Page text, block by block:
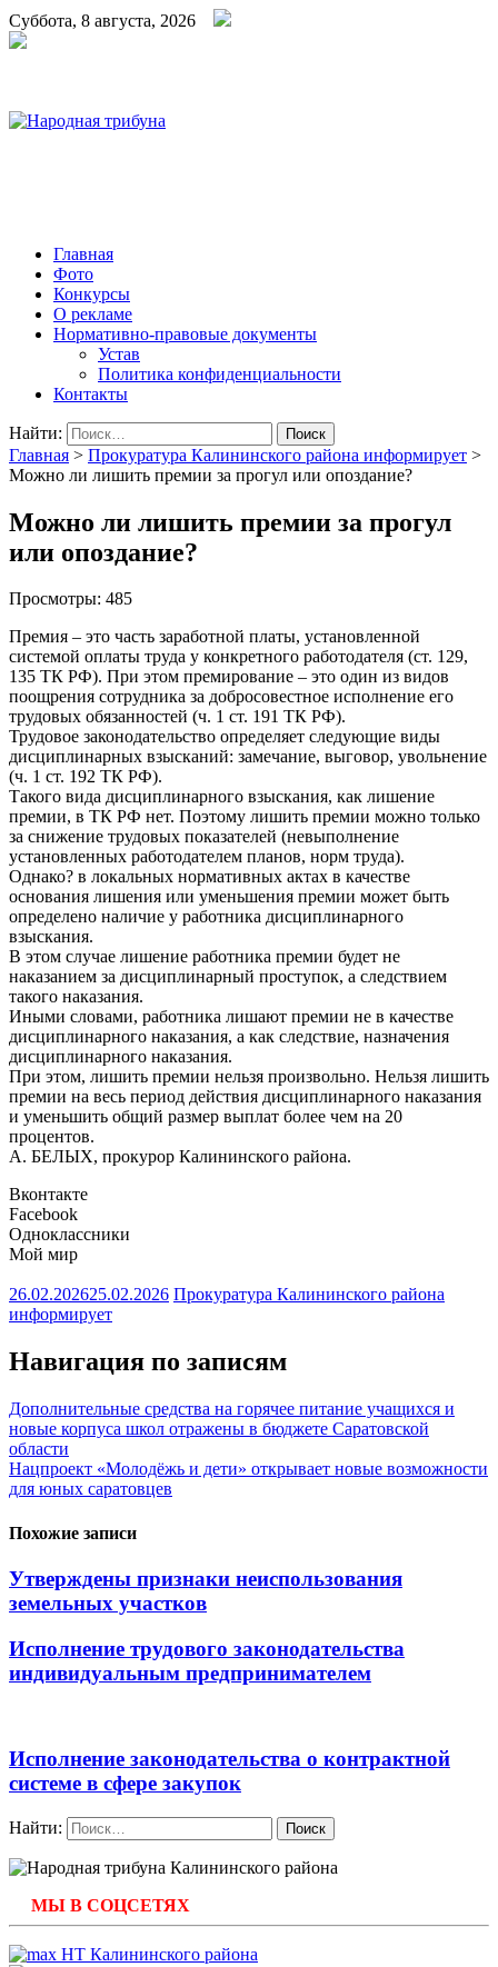
Суббота, 8 августа, 2026
Главная
Фото
Конкурсы
О рекламе
Нормативно-правовые документы
Устав
Политика конфиденциальности
Контакты
Найти:
Главная > Прокуратура Калининского района информирует >
Можно ли лишить премии за прогул или опоздание?
Можно ли лишить премии за прогул
или опоздание?
Просмотры: 485
Премия – это часть заработной платы, установленной
системой оплаты труда у конкретного работодателя (ст. 129,
135 ТК РФ). При этом премирование – это один из видов
поощрения сотрудника за добросовестное исполнение его
трудовых обязанностей (ч. 1 ст. 191 ТК РФ).
Трудовое законодательство определяет следующие виды
дисциплинарных взысканий: замечание, выговор, увольнение
(ч. 1 ст. 192 ТК РФ).
Такого вида дисциплинарного взыскания, как лишение
премии, в ТК РФ нет. Поэтому лишить премии можно только
за снижение трудовых показателей (невыполнение
установленных работодателем планов, норм труда).
Однако? в локальных нормативных актах в качестве
основания лишения или уменьшения премии может быть
определено наличие у работника дисциплинарного
взыскания.
В этом случае лишение работника премии будет не
наказанием за дисциплинарный проступок, а следствием
такого наказания.
Иными словами, работника лишают премии не в качестве
дисциплинарного наказания, а как следствие, назначения
дисциплинарного наказания.
При этом, лишить премии нельзя произвольно. Нельзя лишить
премии на весь период действия дисциплинарного наказания
и уменьшить общий размер выплат более чем на 20
процентов.
А. БЕЛЫХ, прокурор Калининского района.
Вконтакте
Facebook
Одноклассники
Мой мир
26.02.202625.02.2026 Прокуратура Калининского района
информирует
Навигация по записям
Дополнительные средства на горячее питание учащихся и
новые корпуса школ отражены в бюджете Саратовской
области
Нацпроект «Молодёжь и дети» открывает новые возможности
для юных саратовцев
Похожие записи
Утверждены признаки неиспользования
земельных участков
Исполнение трудового законодательства
индивидуальным предпринимателем
Исполнение законодательства о контрактной
системе в сфере закупок
Найти:
МЫ В СОЦСЕТЯХ